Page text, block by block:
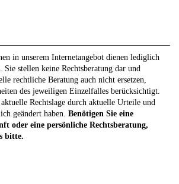
in unserem Internetangebot dienen lediglich
stellen keine Rechtsberatung dar und
rechtliche Beratung auch nicht ersetzen,
des jeweiligen Einzelfalles berücksichtigt.
Rechtslage durch aktuelle Urteile und
geändert haben. Benötigen Sie eine
oder eine persönliche Rechtsberatung,
bitte.